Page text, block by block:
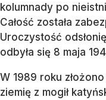
kolumnady po
Całość została
Uroczystość
odbyła się 8 maja
W 1989 roku
ziemię z mogił